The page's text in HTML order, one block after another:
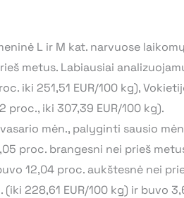
L ir M kat. narvuose
metus. Labiausiai
iki 251,51 EUR/100 kg),
proc., iki 307,39 EUR/100 kg).
mėn., palyginti sausio
proc. brangesni nei prieš
12,04 proc. aukštesnė nei
228,61 EUR/100 kg) ir buvo